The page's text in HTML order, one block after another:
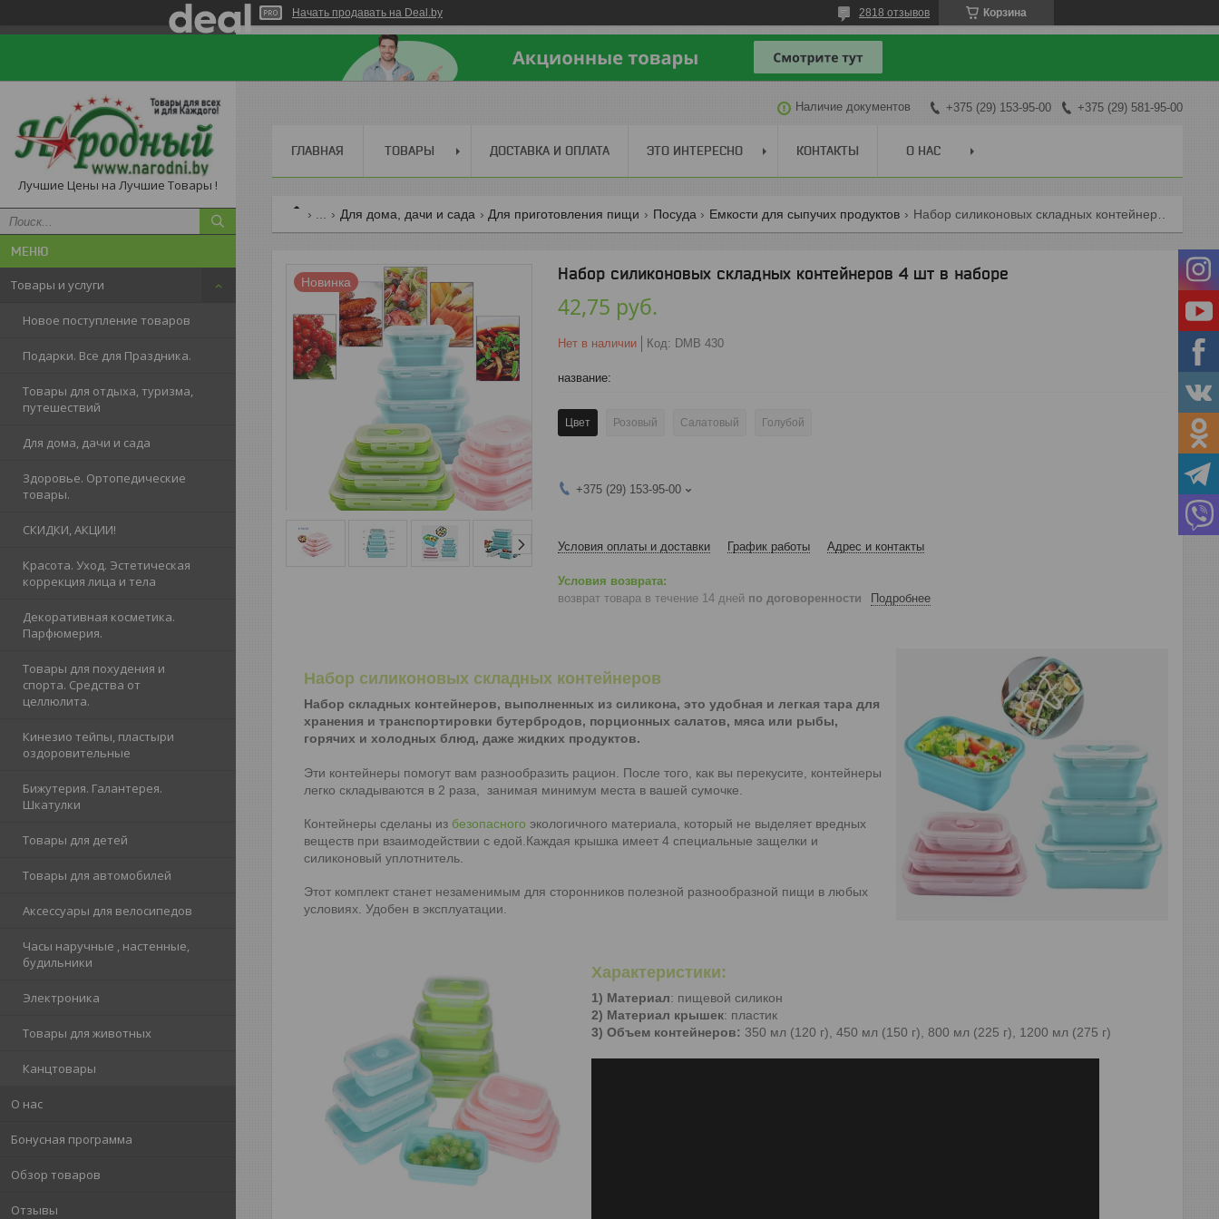
Начать продавать на Deal.by Корзина
2818 отзывов
Лучшие Цены на Лучшие Товары !
Товары и услуги
Новое поступление товаров
Подарки. Все для Праздника.
Товары для отдыха, туризма,
путешествий
Для дома, дачи и сада
Здоровье. Ортопедические
товары.
СКИДКИ, АКЦИИ!
Красота. Уход. Эстетическая
коррекция лица и тела
Декоративная косметика.
Парфюмерия.
Товары для похудения и
спорта. Средства от
целлюлита.
Кинезио тейпы, пластыри
оздоровительные
Бижутерия. Галантерея.
Шкатулки
Товары для детей
Товары для автомобилей
Аксессуары для велосипедов
Часы наручные , настенные,
будильники
Электроника
Товары для животных
Канцтовары
О нас
Бонусная программа
Обзор товаров
Отзывы
Наличие документов +375 (29) 153-95-00 +375 (29) 581-95-00
ГЛАВНАЯ ТОВАРЫ ДОСТАВКА И ОПЛАТА ЭТО ИНТЕРЕСНО КОНТАКТЫ О НАС
Для дома, дачи и сада Для приготовления пищи Посуда Емкости для сыпучих продуктов
Новинка Набор силиконовых складных контейнеров 4 шт в наборе
42,75 руб.
Нет в наличии Код: DMB 430
название:
Цвет Розовый Салатовый Голубой
+375 (29) 153-95-00
Условия оплаты и доставки График работы Адрес и контакты
возврат товара в течение 14 дней по договоренности Подробнее
Набор силиконовых складных контейнеров
Набор складных контейнеров, выполненных из силикона, это удобная и легкая тара для
хранения и транспортировки бутербродов, порционных салатов, мяса или рыбы,
горячих и холодных блюд, даже жидких продуктов.
Эти контейнеры помогут вам разнообразить рацион. После того, как вы перекусите, контейнеры
легко складываются в 2 раза, занимая минимум места в вашей сумочке.
Контейнеры сделаны из безопасного экологичного материала, который не выделяет вредных
веществ при взаимодействии с едой.Каждая крышка имеет 4 специальные защелки и
силиконовый уплотнитель.
Этот комплект станет незаменимым для сторонников полезной разнообразной пищи в любых
условиях. Удобен в эксплуатации.
Характеристики:
1) Материал: пищевой силикон
2) Материал крышек: пластик
3) Объем контейнеров: 350 мл (120 г), 450 мл (150 г), 800 мл (225 г), 1200 мл (275 г)